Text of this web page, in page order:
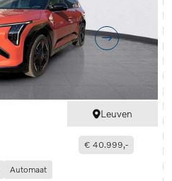
Leuven
Automaat
€ 40.999,-